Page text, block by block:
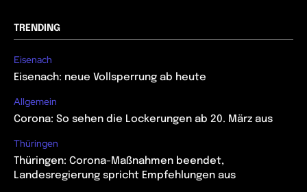
TRENDING
Eisenach
Eisenach: neue Vollsperrung ab heute
Allgemein
Corona: So sehen die Lockerungen ab 20. März aus
Thüringen
Thüringen: Corona-Maßnahmen beendet,
Landesregierung spricht Empfehlungen aus